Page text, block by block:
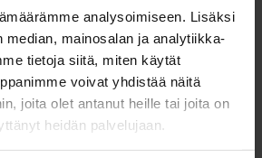
analysoimiseen. Lisäksi
median, mainosalan ja analytiikka-
tietoja siitä, miten käytät
voivat yhdistää näitä
joita olet antanut heille tai joita on
heidän palvelujaan.
vaikuttavat
ovat tyypillisesti yhteensä 5–8 %
vaikuttaen merkittävästi
kulujen asianmukainen budjetointi